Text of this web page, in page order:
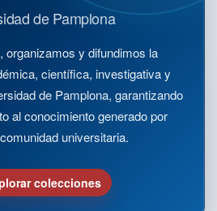
de Pamplona
organizamos y difundimos la
científica, investigativa y
de Pamplona, garantizando
al conocimiento generado por
universitaria.
colecciones